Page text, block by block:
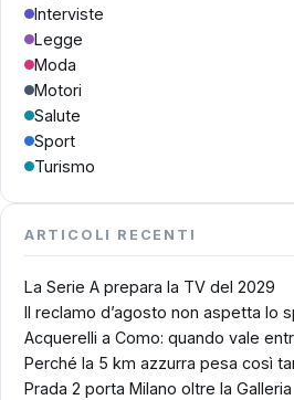
Interviste
Legge
Moda
Motori
Salute
Sport
Turismo
ARTICOLI RECENTI
La Serie A prepara la TV del 2029
Il reclamo d’agosto non aspetta lo
Acquerelli a Como: quando vale
Perché la 5 km azzurra pesa così
Prada 2 porta Milano oltre la Galleria